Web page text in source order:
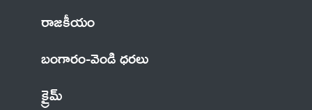
రాజకీయం
బంగారం-వెండి ధరలు
క్రైమ్